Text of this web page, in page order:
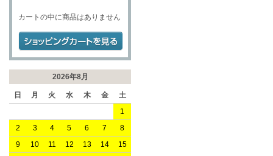
カートの中に商品はありません
2026年8月
日 月 火 水 木 金
土
1
2
3 4 5 6 7
8
9
10 11 12 13 14
15